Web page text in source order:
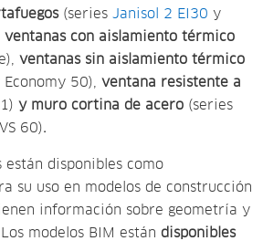
(seriesJanisol 2 EI30 y
ventanas con aislamiento térmico
ventanas sin aislamiento térmico
Economy 50), ventana resistente a
y muro cortina de acero (series
60).
están disponibles como
su uso en modelos de construcción
información sobre geometría y
modelos BIM estándisponibles